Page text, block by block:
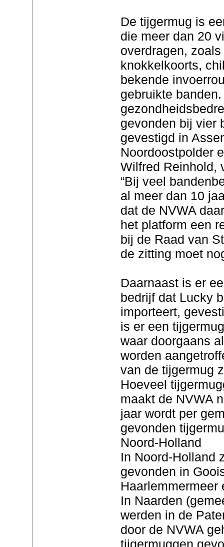
De tijgermug is
die meer dan 20
overdragen,
knokkelkoorts,
bekende
gebruikte
gevonden bij vier
gevestigd in
Noordoostpolder
Wilfred Reinhold,
“Bij veel
al meer dan 10
dat de NVWA
het platform een
bij de Raad van
de zitting moet
Daarnaast is er
bedrijf dat Lucky
importeert,
is er een
waar doorgaans
worden
van de tijgermug
Hoeveel
maakt de NVWA
jaar wordt per
gevonden
Noord-Holland
In Noord-Holland
gevonden in
Haarlemmermeer
In Naarden
werden in de
door de NVWA
tijgermuggen